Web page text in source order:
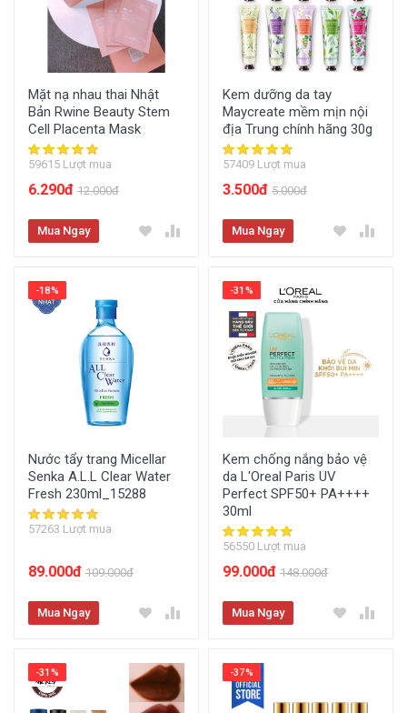
Mặt nạ nhau thai Nhật
Bản Rwine Beauty Stem
Cell Placenta Mask
59615 Lượt mua
6.290đ 12.000đ
Mua Ngay
Kem dưỡng da tay
Maycreate mềm mịn nội
địa Trung chính hãng 30g
57409 Lượt mua
3.500đ 5.000đ
Mua Ngay
-18%
Nước tẩy trang Micellar
Senka A.L.L Clear Water
Fresh 230ml_15288
57263 Lượt mua
89.000đ 109.000đ
Mua Ngay
-31%
Kem chống nắng bảo vệ
da L'Oreal Paris UV
Perfect SPF50+ PA++++
30ml
56550 Lượt mua
99.000đ 148.000đ
Mua Ngay
-31% -37%